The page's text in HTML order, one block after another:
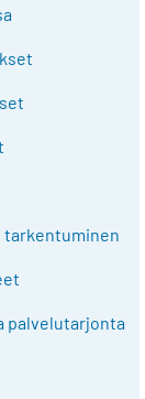
tarkentuminen
palvelutarjonta